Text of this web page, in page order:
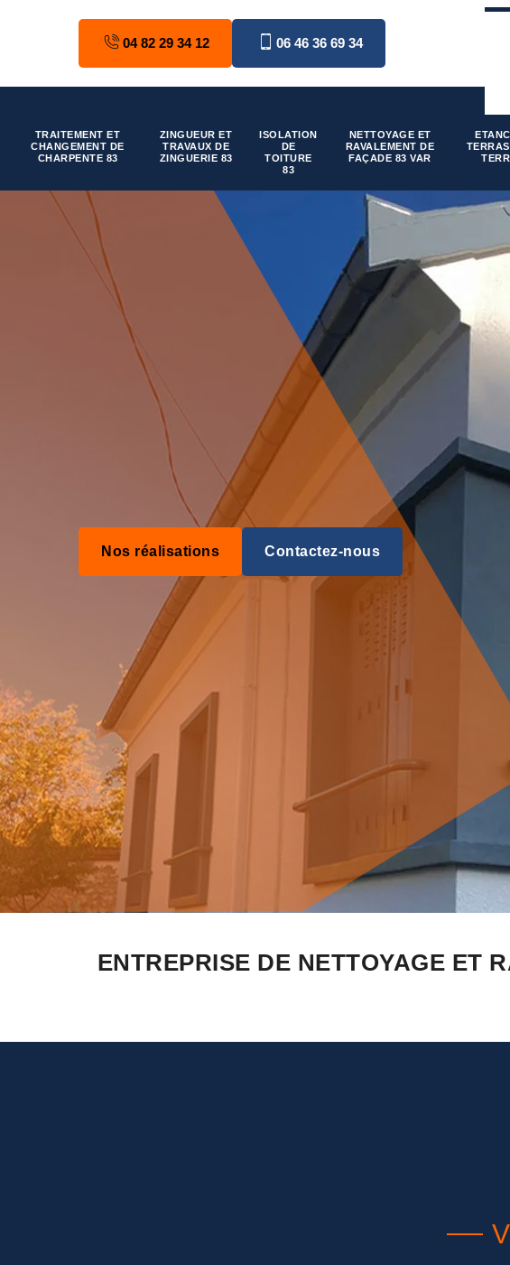
04 82 29 34 12 06 46 36 69 34
TRAITEMENT ET
CHANGEMENT DE
CHARPENTE 83
ZINGUEUR ET
TRAVAUX DE
ZINGUERIE 83
ISOLATION
DE
TOITURE
83
NETTOYAGE ET
RAVALEMENT DE
FAÇADE 83 VAR
Nos réalisations Contactez-nous
ENTREPRISE DE NETTOYAGE ET